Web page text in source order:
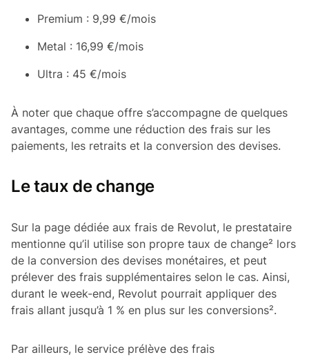
Premium : 9,99 €/mois
Metal : 16,99 €/mois
Ultra : 45 €/mois
À noter que chaque offre s’accompagne de quelques
avantages, comme une réduction des frais sur les
paiements, les retraits et la conversion des devises.
Le taux de change
Sur la page dédiée aux frais de Revolut, le prestataire
mentionne qu’il utilise son propre taux de change² lors
de la conversion des devises monétaires, et peut
prélever des frais supplémentaires selon le cas. Ainsi,
durant le week-end, Revolut pourrait appliquer des
frais allant jusqu’à 1 % en plus sur les conversions².
Par ailleurs, le service prélève des frais